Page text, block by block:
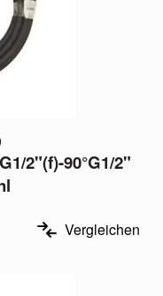
2"(f)-90°G1/2"
Vergleichen